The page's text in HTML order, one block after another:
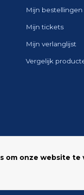
Mijn bestellingen
Mijn tickets
Mijn verlanglijst
Vergelijk
om onze website te